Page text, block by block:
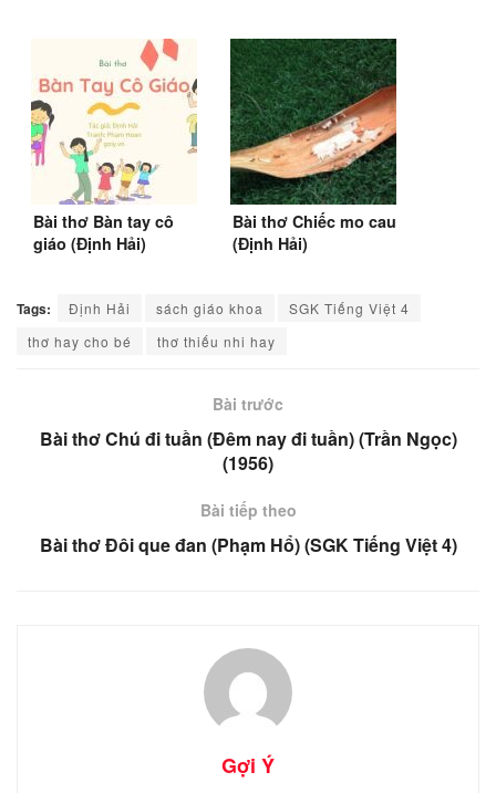
Bài thơ Bàn tay cô
giáo (Định Hải)
Bài thơ Chiếc mo cau
(Định Hải)
Tags: Định Hải sách giáo khoa
SGK Tiếng Việt 4
thơ hay cho bé
thơ thiếu nhi hay
Bài trước
Bài thơ Chú đi tuần (Đêm nay đi tuần) (Trần Ngọc)
(1956)
Bài tiếp theo
Bài thơ Đôi que đan (Phạm Hổ) (SGK Tiếng Việt 4)
Gợi Ý